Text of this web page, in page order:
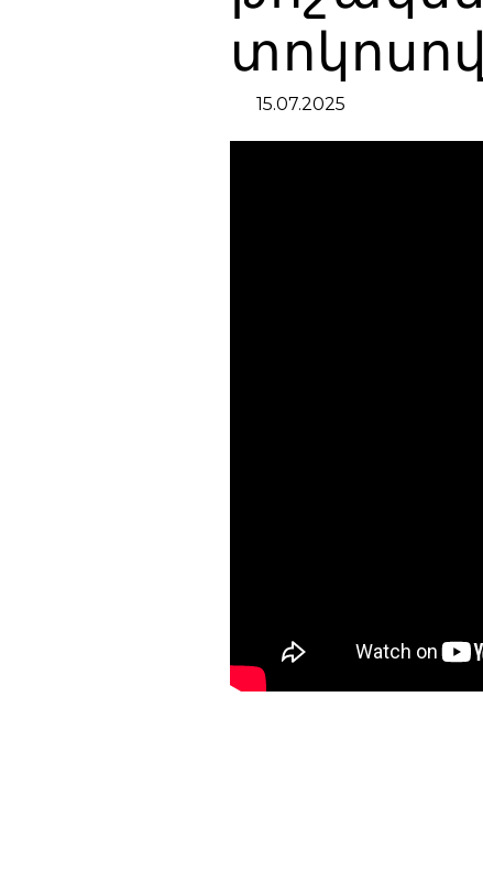
15.07.2025